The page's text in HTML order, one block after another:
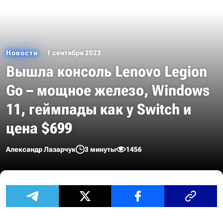
Новости 1 сентября 2023
Вышла консоль Lenovo Legion
Go – мощное железо, Windows
11, геймпады как у Switch и
цена $699
Александр Лазарчук 3 минуты 1456